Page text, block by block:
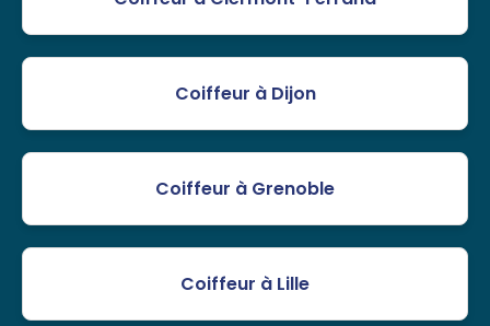
Coiffeur à Dijon
Coiffeur à Grenoble
Coiffeur à Lille